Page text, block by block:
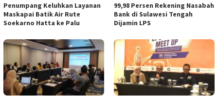
Penumpang Keluhkan Layanan
Maskapai Batik Air Rute
Soekarno Hatta ke Palu
99,98 Persen Rekening Nasabah
Bank di Sulawesi Tengah
Dijamin LPS